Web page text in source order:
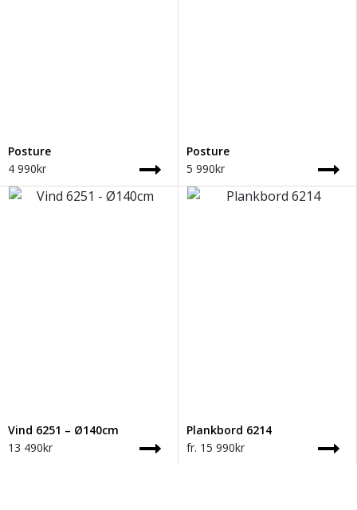
Posture
4 990kr
Posture
5 990kr
Vind 6251 – Ø140cm
13 490kr
Plankbord 6214
fr. 15 990kr